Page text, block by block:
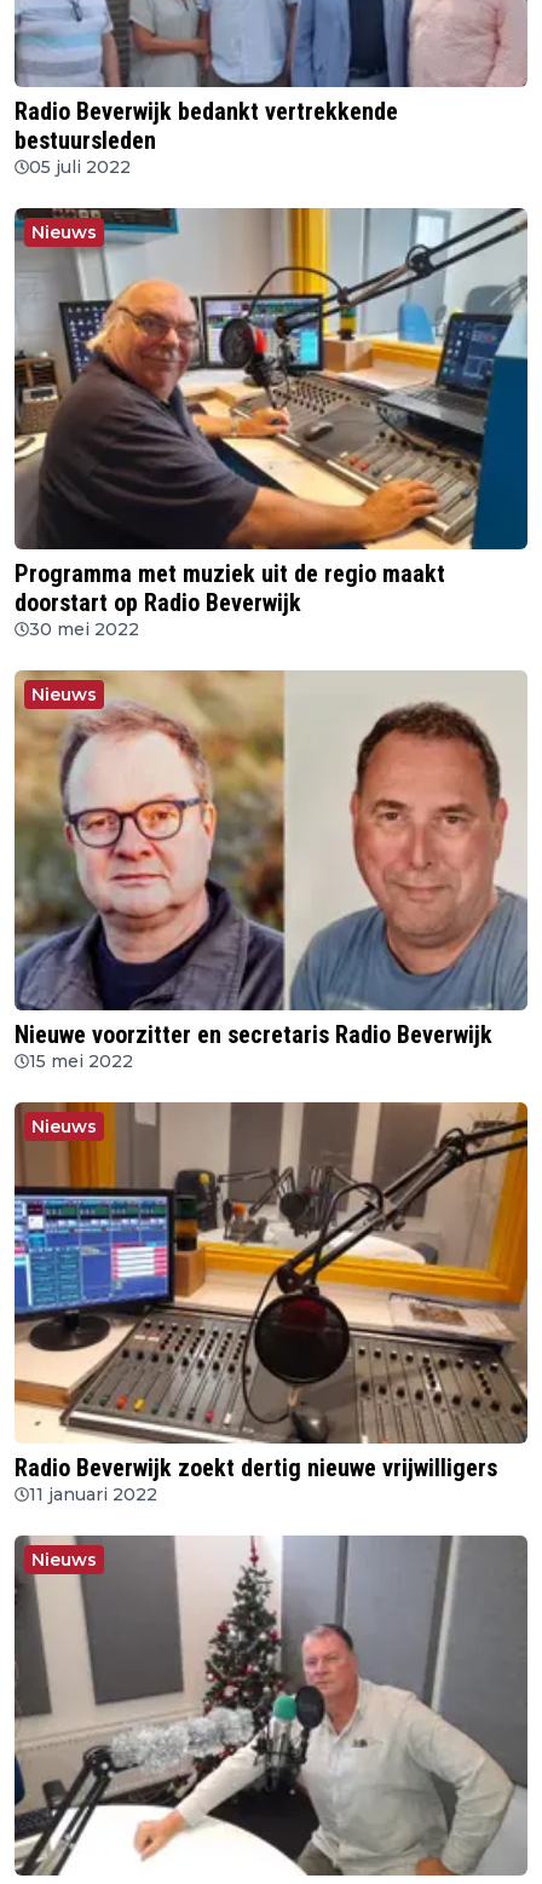
Radio Beverwijk bedankt vertrekkende
bestuursleden
05 juli 2022
Nieuws
Programma met muziek uit de regio maakt
doorstart op Radio Beverwijk
30 mei 2022
Nieuws
Nieuwe voorzitter en secretaris Radio Beverwijk
15 mei 2022
Nieuws
Radio Beverwijk zoekt dertig nieuwe vrijwilligers
11 januari 2022
Nieuws